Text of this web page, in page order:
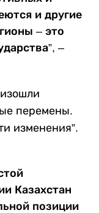
и другие
– это
–
перемены.
изменения”.
Казахстан
позиции